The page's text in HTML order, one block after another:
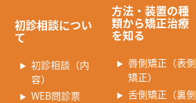
初診相談につい
て
初診相談（内
容）
WEB問診票
方法・装置の種
類から矯正治療
を知る
唇側矯正（表側
矯正）
舌側矯正（裏側